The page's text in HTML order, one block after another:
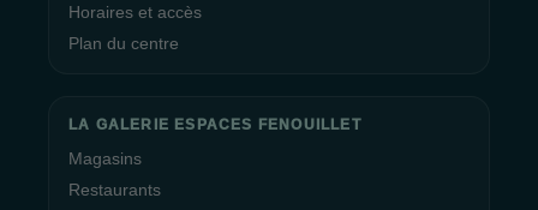
Horaires et accès
Plan du centre
LA GALERIE ESPACES FENOUILLET
Magasins
Restaurants